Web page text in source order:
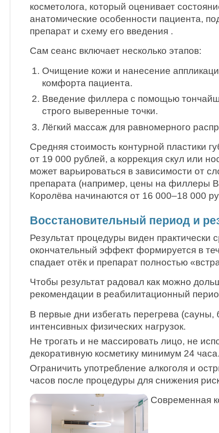
косметолога, который оценивает
анатомические особенности пациента,
препарат и схему его введения .
Сам сеанс включает несколько этапов:
Очищение кожи и нанесение
комфорта пациента.
Введение филлера с помощью
строго выверенные точки.
Лёгкий массаж для равномерного
Средняя стоимость контурной пластики
от 19 000 рублей, а коррекция скул или
может варьироваться в зависимости от
препарата (например, цены на филлеры
Королёва начинаются от 16 000–18 000
Восстановительный период и
Результат процедуры виден практически
окончательный эффект формируется в
спадает отёк и препарат полностью
Чтобы результат радовал как можно
рекомендации в реабилитационный
В первые дни избегать перегрева (сауны,
интенсивных физических нагрузок.
Не трогать и не массировать лицо, не
декоративную косметику минимум 24
Ограничить употребление алкоголя и
часов после процедуры для снижения
Современная